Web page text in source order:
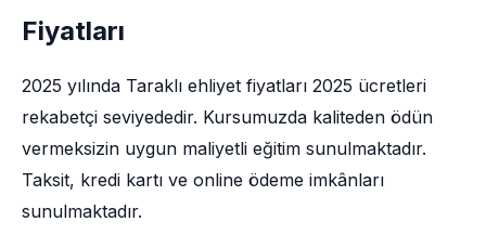
Fiyatları
2025 yılında Taraklı ehliyet fiyatları 2025 ücretleri
rekabetçi seviyededir. Kursumuzda kaliteden ödün
vermeksizin uygun maliyetli eğitim sunulmaktadır.
Taksit, kredi kartı ve online ödeme imkânları
sunulmaktadır.